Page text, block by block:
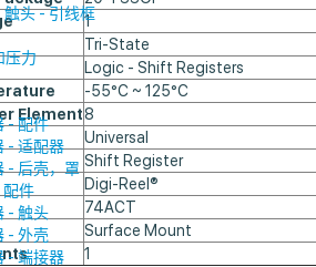
触头 - 引线框
压力
- 配件
- 适配器
- 后壳，罩
配件
- 触头
- 外壳
- 端接器
1
Tri-State
Logic - Shift Registers
-55°C ~ 125°C
Element8
Universal
Shift Register
Digi-Reel®
74ACT
Surface Mount
1